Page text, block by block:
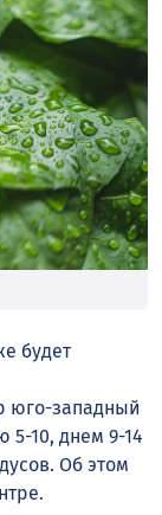
будет
юго-западный
5-10, днем 9-14
Об этом